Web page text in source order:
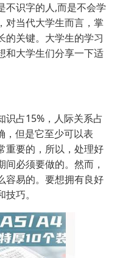
不识字的人,而是不会学
对当代大学生而言，掌
的关键。大学生的学习
和大学生们分享一下适
识占15%，人际关系占
，但是它至少可以表
重要的，所以，处理好
必须要做的。然而，
容易的。要想拥有良好
巧。